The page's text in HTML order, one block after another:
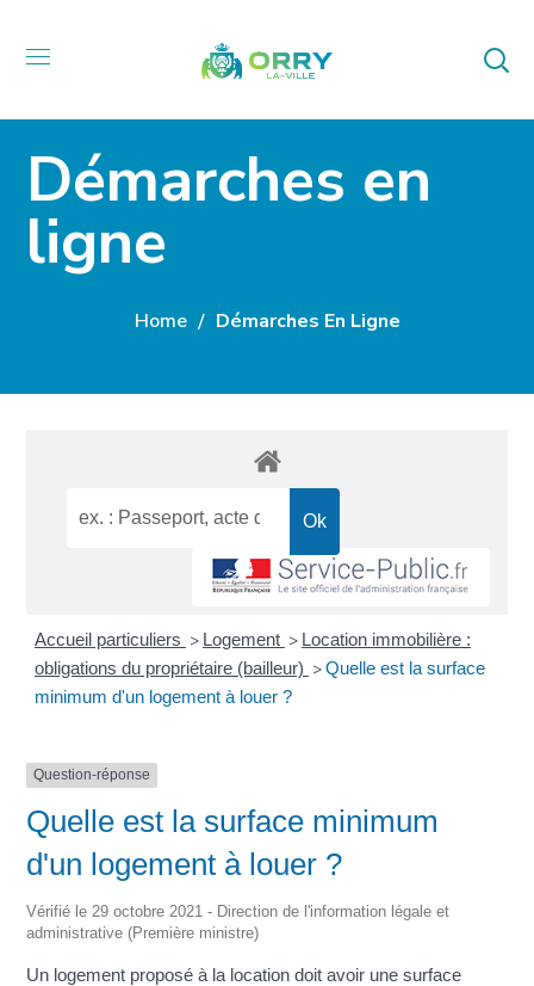
Démarches en
ligne
Home Démarches En Ligne
Accueil particuliers > Logement > Location immobilière :
obligations du propriétaire (bailleur) >Quelle est la surface
minimum d'un logement à louer ?
Question-réponse
Quelle est la surface minimum
d'un logement à louer ?
Vérifié le 29 octobre 2021 - Direction de l'information légale et
administrative (Première ministre)
Un logement proposé à la location doit avoir une surface